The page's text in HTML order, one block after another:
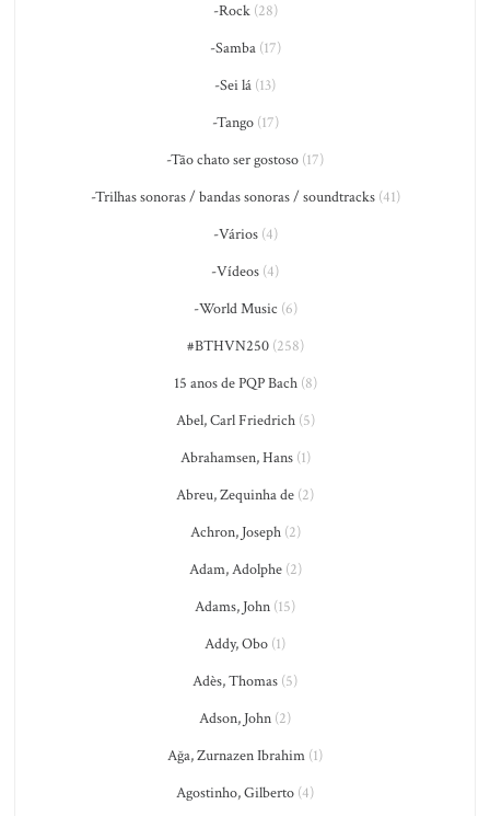
-Rock(28)
-Samba(17)
-Sei lá (13)
-Tango(17)
-Tão chato ser gostoso (17)
-Trilhas sonoras / bandas sonoras / soundtracks(41)
-Vários(4)
-Vídeos (4)
-World Music (6)
#BTHVN250(258)
15 anos de PQP Bach(8)
Abel, Carl Friedrich(5)
Abrahamsen, Hans(1)
Abreu, Zequinha de (2)
Achron, Joseph(2)
Adam, Adolphe(2)
Adams, John (15)
Addy, Obo (1)
Adès, Thomas (5)
Adson, John (2)
Ağa, Zurnazen Ibrahim (1)
Agostinho, Gilberto (4)